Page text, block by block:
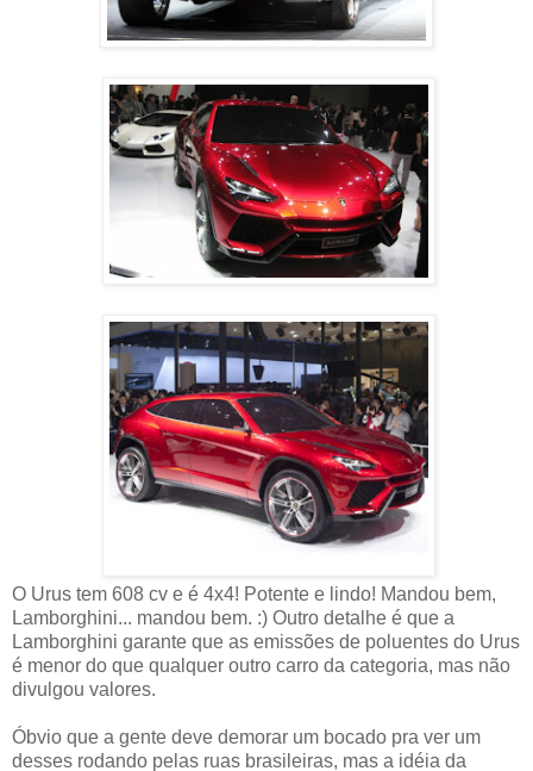
O Urus tem 608 cv e é 4x4! Potente e lindo! Mandou bem,
Lamborghini... mandou bem. :) Outro detalhe é que a
Lamborghini garante que as emissões de poluentes do Urus
é menor do que qualquer outro carro da categoria, mas não
divulgou valores.
Óbvio que a gente deve demorar um bocado pra ver um
desses rodando pelas ruas brasileiras, mas a idéia da